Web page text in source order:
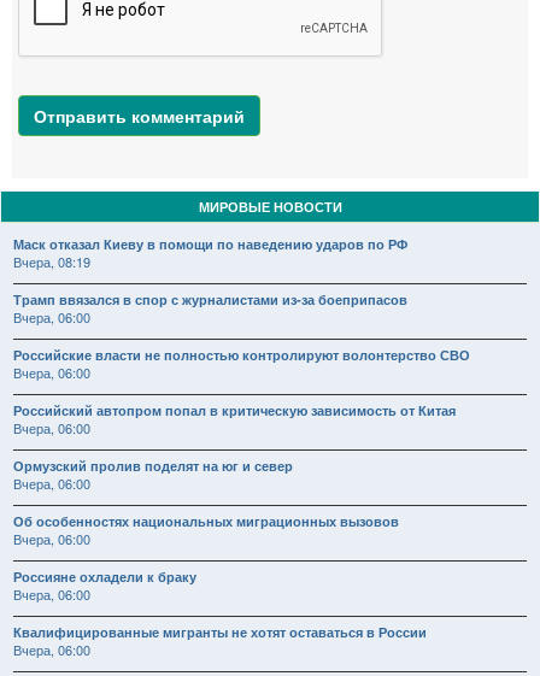
Отправить комментарий
МИРОВЫЕ НОВОСТИ
Маск отказал Киеву в помощи по наведению ударов по РФ
Вчера, 08:19
Трамп ввязался в спор с журналистами из-за боеприпасов
Вчера, 06:00
Российские власти не полностью контролируют волонтерство СВО
Вчера, 06:00
Российский автопром попал в критическую зависимость от Китая
Вчера, 06:00
Ормузский пролив поделят на юг и север
Вчера, 06:00
Об особенностях национальных миграционных вызовов
Вчера, 06:00
Россияне охладели к браку
Вчера, 06:00
Квалифицированные мигранты не хотят оставаться в России
Вчера, 06:00